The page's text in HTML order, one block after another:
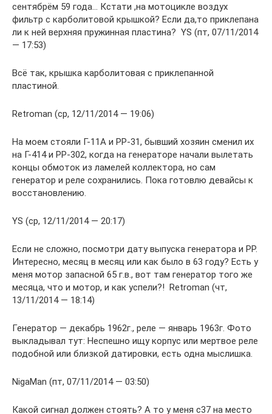
сентябрём 59 года… Кстати ,на мотоцикле воздух
фильтр с карболитовой крышкой? Если да,то приклепана
ли к ней верхняя пружинная пластина? YS (пт, 07/11/2014
— 17:53)
Всё так, крышка карболитовая с приклепанной
пластиной.
Retroman (ср, 12/11/2014 — 19:06)
На моем стояли Г-11А и РР-31, бывший хозяин сменил их
на Г-414 и РР-302, когда на генераторе начали вылетать
концы обмоток из ламелей коллектора, но сам
генератор и реле сохранились. Пока готовлю девайсы к
восстановлению.
YS (ср, 12/11/2014 — 20:17)
Если не сложно, посмотри дату выпуска генератора и РР.
Интересно, месяц в месяц или как было в 63 году? Есть у
меня мотор запасной 65 г.в., вот там генератор того же
месяца, что и мотор, и как успели?! Retroman (чт,
13/11/2014 — 18:14)
Генератор — декабрь 1962г., реле — январь 1963г. Фото
выкладывал тут: Неспешно ищу корпус или мертвое реле
подобной или близкой датировки, есть одна мыслишка.
NigaMan (пт, 07/11/2014 — 03:50)
Какой сигнал должен стоять? А то у меня с37 на место